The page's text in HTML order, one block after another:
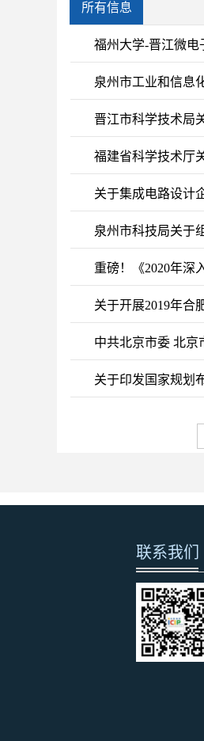
所有信息
福州大学-晋江微电
泉州市工业和信息
晋江市科学技术局
福建省科学技术厅
关于集成电路设计
泉州市科技局关于
重磅！《2020年深
关于开展2019年合
中共北京市委 北京
关于印发国家规划
联系我们